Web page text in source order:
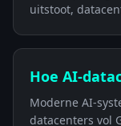
uitstoot,
Hoe AI-
Moderne AI-
datacenters vol